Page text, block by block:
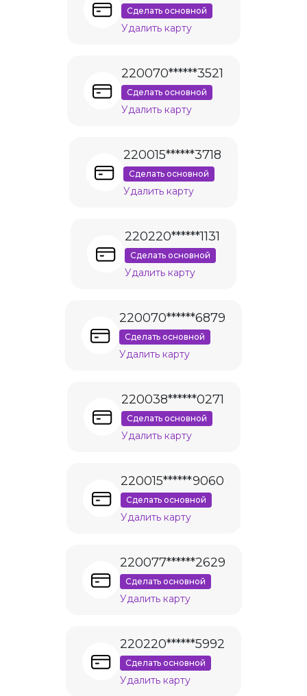
Сделать основной
Удалить карту
220070******3521
Сделать основной
Удалить карту
220015******3718
Сделать основной
Удалить карту
220220******1131
Сделать основной
Удалить карту
220070******6879
Сделать основной
Удалить карту
220038******0271
Сделать основной
Удалить карту
220015******9060
Сделать основной
Удалить карту
220077******2629
Сделать основной
Удалить карту
220220******5992
Сделать основной
Удалить карту